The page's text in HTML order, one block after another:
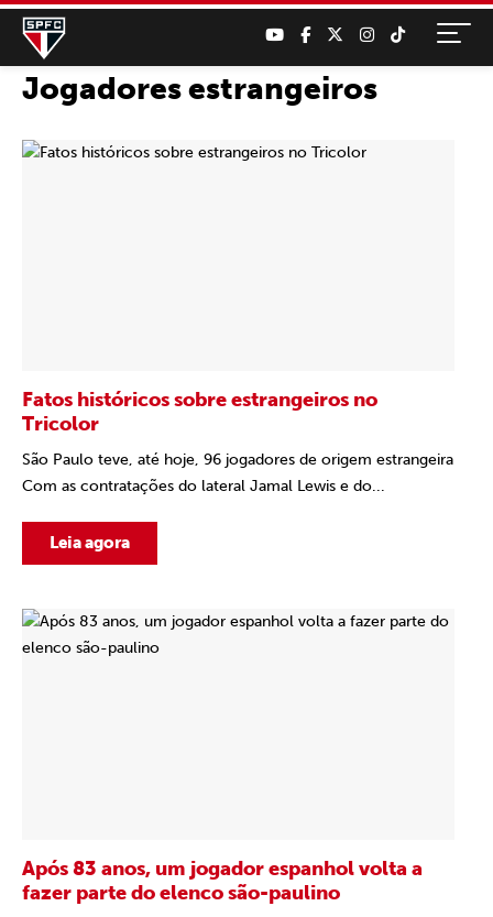
Jogadores estrangeiros
Fatos históricos sobre estrangeiros no
Tricolor
São Paulo teve, até hoje, 96 jogadores de origem estrangeira
Com as contratações do lateral Jamal Lewis e do...
Leia agora
Após 83 anos, um jogador espanhol volta a
fazer parte do elenco são-paulino